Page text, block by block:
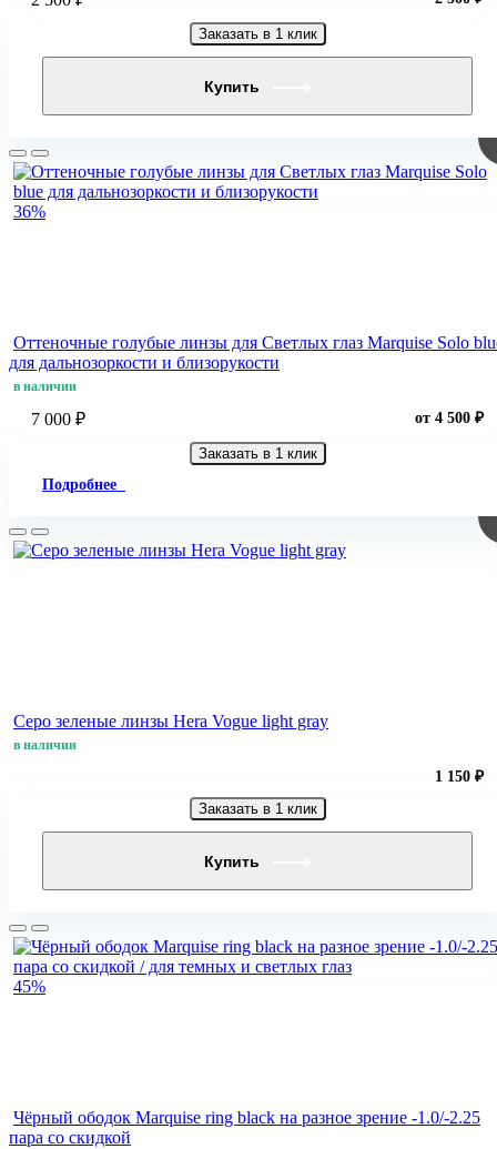
Заказать в 1 клик
36%
Оттеночные голубые линзы для Светлых глаз Marquise Solo
для дальнозоркости и близорукости
в наличии
7 000 ₽ от 4 500 ₽
Заказать в 1 клик
Подробнее
Серо зеленые линзы Hera Vogue light gray
в наличии
1 150 ₽
Заказать в 1 клик
45%
Чёрный ободок Marquise ring black на разное зрение -1.0/-2.25
пара со скидкой